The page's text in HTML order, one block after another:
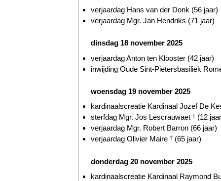
verjaardag Hans van der Donk (56 jaar)
verjaardag Mgr. Jan Hendriks (71 jaar)
dinsdag 18 november 2025
verjaardag Anton ten Klooster (42 jaar)
inwijding Oude Sint-Pietersbasiliek
woensdag 19 november 2025
kardinaalscreatie Kardinaal Jozef De
sterfdag Mgr. Jos Lescrauwaet † (12
verjaardag Mgr. Robert Barron (66 jaar)
verjaardag Olivier Maire † (65 jaar)
donderdag 20 november 2025
kardinaalscreatie Kardinaal Raymond